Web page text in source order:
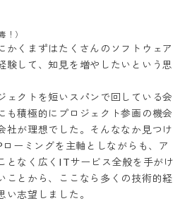
！）
かくまずはたくさんのソフトウェア
験して、知見を増やしたいという思
ェクトを短いスパンで回している会
も積極的にプロジェクト参画の機会
社が理想でした。そんななか見つけ
ーミングを主軸としながらも、ア
となく広くITサービス全般を手がけ
ことから、ここなら多くの技術的経
志望しました。